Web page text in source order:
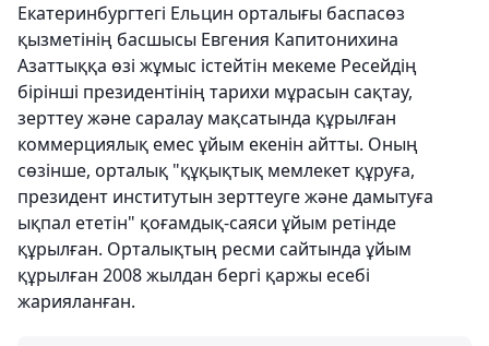
Екатеринбургтегі Ельцин орталығы баспасөз
қызметінің басшысы Евгения Капитонихина
Азаттыққа өзі жұмыс істейтін мекеме Ресейдің
бірінші президентінің тарихи мұрасын сақтау,
зерттеу және саралау мақсатында құрылған
коммерциялық емес ұйым екенін айтты. Оның
сөзінше, орталық "құқықтық мемлекет құруға,
президент институтын зерттеуге және дамытуға
ықпал ететін" қоғамдық-саяси ұйым ретінде
құрылған. Орталықтың ресми сайтында ұйым
құрылған 2008 жылдан бергі қаржы есебі
жарияланған.